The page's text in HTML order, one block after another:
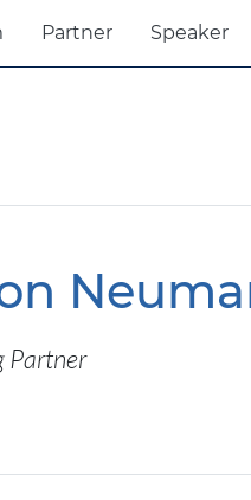
Partner Speaker
Partner